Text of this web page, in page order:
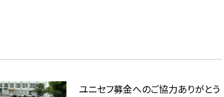
ユニセフ募金へのご協力ありがとう